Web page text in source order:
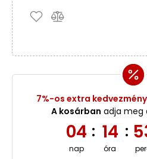
7%-os extra kedvezmény
A kosárban adja meg
04
nap
: 14
óra
: